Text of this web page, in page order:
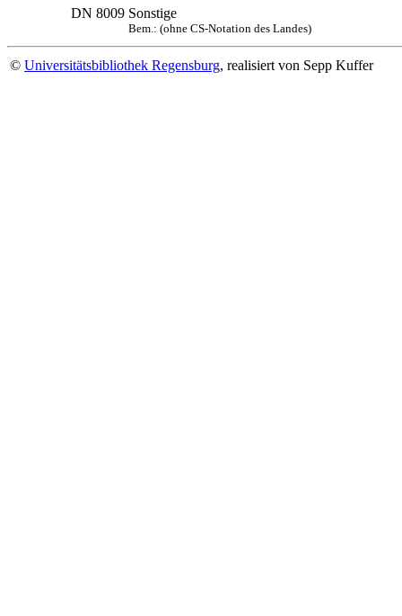
DN 8009 Sonstige
Bem.: (ohne CS-Notation des Landes)
© Universitätsbibliothek Regensburg, realisiert von Sepp Kuffer